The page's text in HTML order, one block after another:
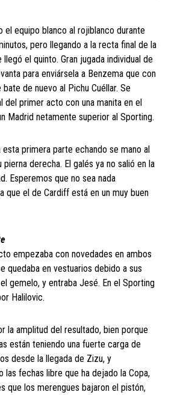
el equipo blanco al rojiblanco durante
pero llegando a la recta final de la
el quinto. Gran jugada individual de
para enviársela a Benzema que con
de nuevo al Pichu Cuéllar. Se
del primer acto con una manita en el
Madrid netamente superior al Sporting.
esta primera parte echando se mano al
derecha. El galés ya no salió en la
Esperemos que no sea nada
que el de Cardiff está en un muy buen
empezaba con novedades en ambos
quedaba en vestuarios debido a sus
gemelo, y entraba Jesé. En el Sporting
Halilovic.
la amplitud del resultado, bien porque
están teniendo una fuerte carga de
desde la llegada de Zizu, y
las fechas libre que ha dejado la Copa,
que los merengues bajaron el pistón,